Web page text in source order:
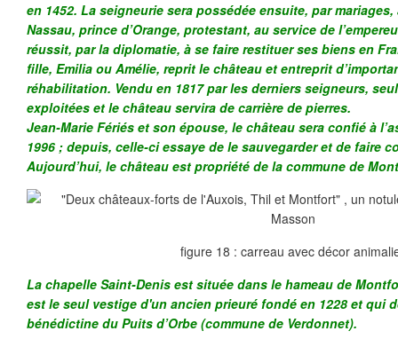
en 1452. La seigneurie sera possédée ensuite, par mariages,
Nassau, prince d’Orange, protestant, au service de
réussit, par la diplomatie, à se faire restituer ses biens en
fille, Emilia ou Amélie, reprit le château et entreprit
réhabilitation. Vendu en 1817 par les derniers seigneurs,
exploitées et le château servira de carrière de
Jean-Marie Fériés et son épouse, le château sera confié à
1996 ; depuis, celle-ci essaye de le sauvegarder et de faire
Aujourd’hui, le château est propriété de la commune de
figure 18 : carreau avec décor
La chapelle Saint-Denis est située dans le hameau de
est le seul vestige d'un ancien prieuré fondé en 1228 et qui
bénédictine du Puits d’Orbe (commune de Verdonnet).